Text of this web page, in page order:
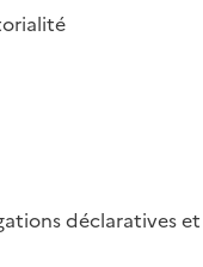
déclaratives et